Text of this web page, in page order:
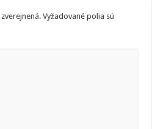
Vyžadované polia sú